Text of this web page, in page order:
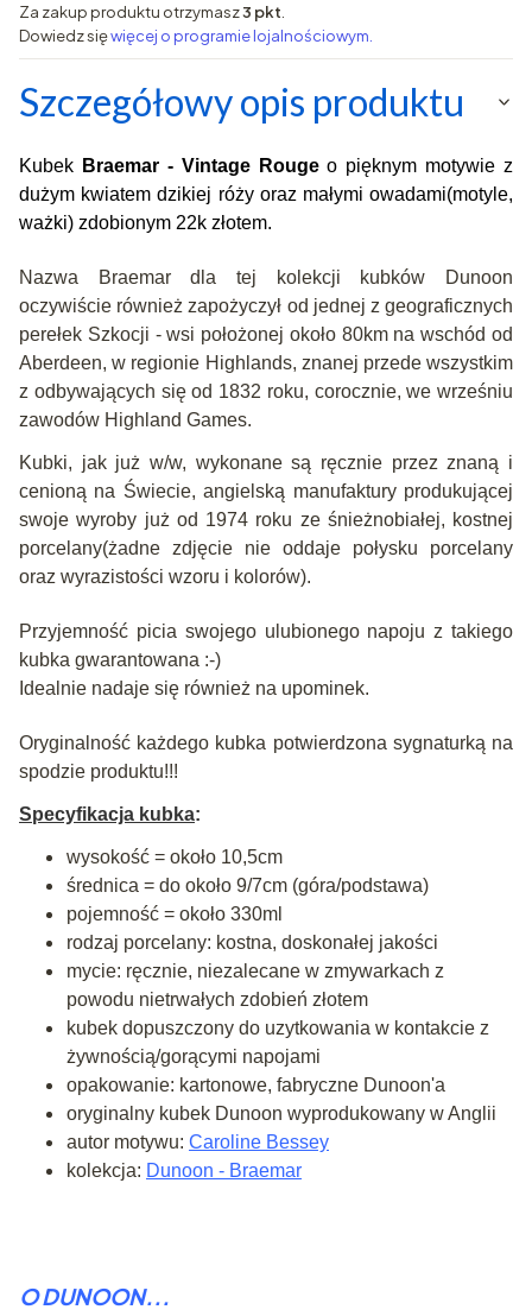
Za zakup produktu otrzymasz3 pkt
Dowiedz sięwięcej o programie lojalnościowym.
Szczegółowy opis produktu
Kubek Braemar - Vintage Rougeo pięknym motywie z
dużym kwiatem dzikiej róży oraz małymi owadami(motyle,
ważki) zdobionym 22k złotem.
Nazwa Braemar dla tej kolekcji kubków Dunoon
oczywiście również zapożyczył od jednej z geograficznych
perełek Szkocji - wsi położonej około 80km na wschód od
Aberdeen, w regionie Highlands, znanej przede wszystkim
z odbywających się od 1832 roku, corocznie, we wrześniu
zawodów Highland Games.
Kubki, jak już w/w, wykonane są ręcznie przez znaną i
cenioną na Świecie, angielską manufaktury produkującej
swoje wyroby już od 1974 roku ze śnieżnobiałej, kostnej
porcelany(żadne zdjęcie nie oddaje połysku porcelany
oraz wyrazistości wzoru i kolorów).
Przyjemność picia swojego ulubionego napoju z takiego
kubka gwarantowana :-)
Idealnie nadaje się również na upominek.
Oryginalność każdego kubka potwierdzona sygnaturką na
spodzie produktu!!!
Specyfikacja kubka:
wysokość = około 10,5cm
średnica = do około 9/7cm (góra/podstawa)
pojemność = około 330ml
rodzaj porcelany: kostna, doskonałej jakości
mycie: ręcznie, niezalecane w zmywarkach z
powodu nietrwałych zdobień złotem
kubek dopuszczony do uzytkowania w kontakcie z
żywnością/gorącymi napojami
opakowanie: kartonowe, fabryczne Dunoon'a
oryginalny kubek Dunoon wyprodukowany w Anglii
autor motywu: Caroline Bessey
kolekcja: Dunoon - Braemar
O DUNOON...